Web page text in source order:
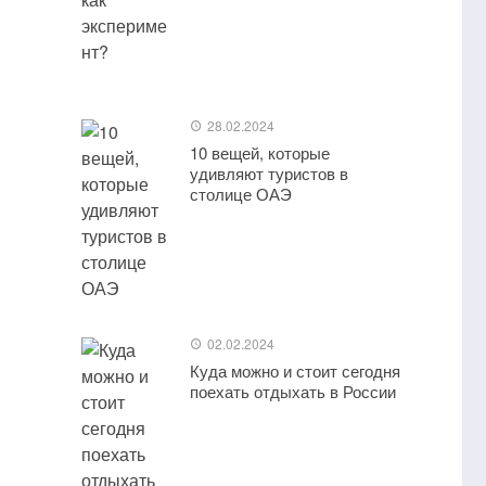
28.02.2024
10 вещей, которые
удивляют туристов в
столице ОАЭ
02.02.2024
Куда можно и стоит сегодня
поехать отдыхать в России